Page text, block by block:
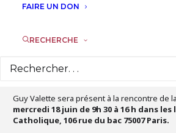
FAIRE UN DON
RECHERCHE
Guy Valette sera présent à la rencontre de
mercredi 18 juin de 9h 30 à 16 h dans
Catholique, 106 rue du bac 75007 Paris.